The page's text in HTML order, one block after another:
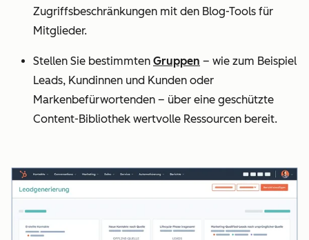
Zugriffsbeschränkungen mit den Blog-Tools für
Mitglieder.
Stellen Sie bestimmten Gruppen – wie zum Beispiel
Leads, Kundinnen und Kunden oder
Markenbefürwortenden – über eine geschützte
Content-Bibliothek wertvolle Ressourcen bereit.